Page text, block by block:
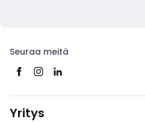
Seuraa meitä
Yritys